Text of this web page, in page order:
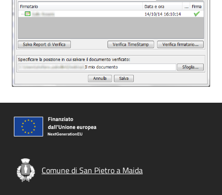
Comune di San Pietro a Maida